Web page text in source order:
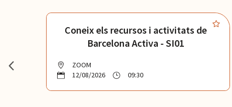
Coneix els recursos i activitats de
Barcelona Activa - SI01
ZOOM
12/08/2026
09:30